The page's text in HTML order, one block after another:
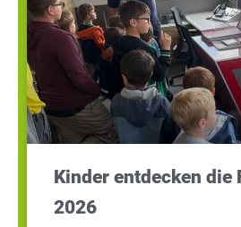
Kinder entdecken die
2026